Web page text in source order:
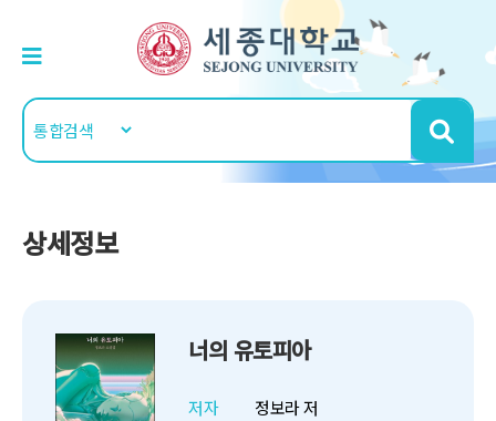
상세정보
너의 유토피아
저자
정보라 저